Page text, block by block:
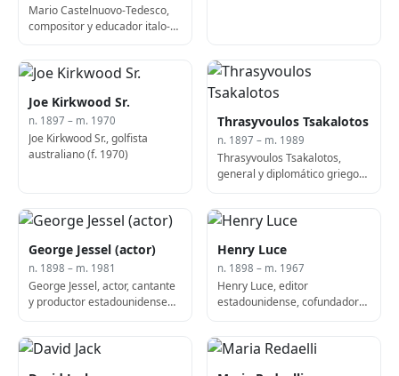
Mario Castelnuovo-Tedesco,
compositor y educador italo-
Joe Kirkwood Sr.
n. 1897 – m. 1970
Joe Kirkwood Sr., golfista
australiano (f. 1970)
Thrasyvoulos Tsakalotos
n. 1897 – m. 1989
Thrasyvoulos Tsakalotos,
general y diplomático griego
George Jessel (actor)
n. 1898 – m. 1981
George Jessel, actor, cantante
y productor estadounidense
Henry Luce
n. 1898 – m. 1967
Henry Luce, editor
estadounidense, cofundador